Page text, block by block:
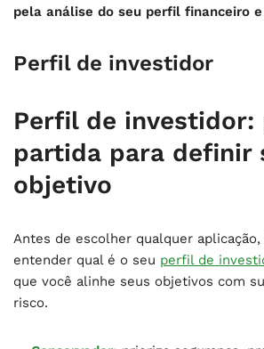
pela análise do seu perfil financeiro
Perfil de investidor
Perfil de investidor:
partida para definir
objetivo
Antes de escolher qualquer
entender qual é o seu perfil de
que você alinhe seus objetivos com
risco.